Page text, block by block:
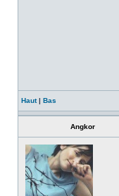
Haut| Bas
Angkor